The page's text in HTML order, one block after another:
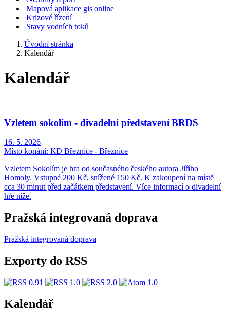
Mapová aplikace gis online
Krizové řízení
Stavy vodních toků
Úvodní stránka
Kalendář
Kalendář
Vzletem sokolím - divadelní představení BRDS
16. 5. 2026
Místo konání: KD Březnice - Březnice
Vzletem Sokolím je hra od současného českého autora Jiřího
Homoly. Vstupné 200 Kč, snížené 150 Kč. K zakoupení na místě
cca 30 minut před začátkem představení. Více informací o divadelní
hře níže.
Pražská integrovaná doprava
Pražská integrovaná doprava
Exporty do RSS
Kalendář